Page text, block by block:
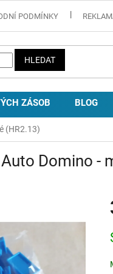
PODMÍNKY
HLEDAT
ZÁSOB BLOG
(HR2.13)
Domino -